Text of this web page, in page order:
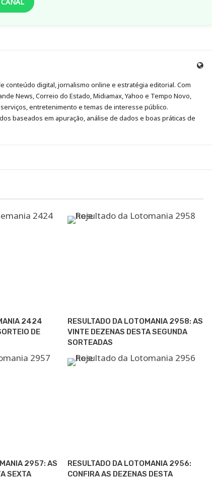
no
Pinterest
no
LinkedIn
no
Instagram
Anny
no
Facebook
Site
conteúdo digital, jornalismo online e estratégia editorial. Com
News, Correio do Estado, Midiamax, Yahoo e Tempo Novo,
entretenimento e temas de interesse público.
baseados em apuração, análise de dados e boas práticas de
2424
DE
RESULTADO DA LOTOMANIA 2958: AS
VINTE DEZENAS DESTA SEGUNDA
SORTEADAS
2957: AS
SEXTA
RESULTADO DA LOTOMANIA 2956:
CONFIRA AS DEZENAS DESTA